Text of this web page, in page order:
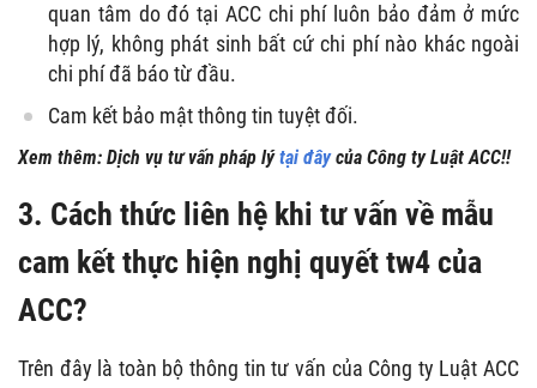
quan tâm do đó tại ACC chi phí luôn bảo đảm ở mức
hợp lý, không phát sinh bất cứ chi phí nào khác ngoài
chi phí đã báo từ đầu.
Cam kết bảo mật thông tin tuyệt đối.
Xem thêm: Dịch vụ tư vấn pháp lýtại đâycủa Công ty Luật ACC!!
3. Cách thức liên hệ khi tư vấn về mẫu
cam kết thực hiện nghị quyết tw4 của
ACC?
Trên đây là toàn bộ thông tin tư vấn của Công ty Luật ACC